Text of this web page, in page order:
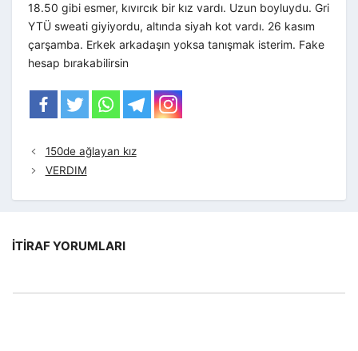
18.50 gibi esmer, kıvırcık bir kız vardı. Uzun boyluydu. Gri
YTÜ sweati giyiyordu, altında siyah kot vardı. 26 kasım
çarşamba. Erkek arkadaşın yoksa tanışmak isterim. Fake
hesap bırakabilirsin
150de ağlayan kız
VERDIM
İTIRAF YORUMLARI